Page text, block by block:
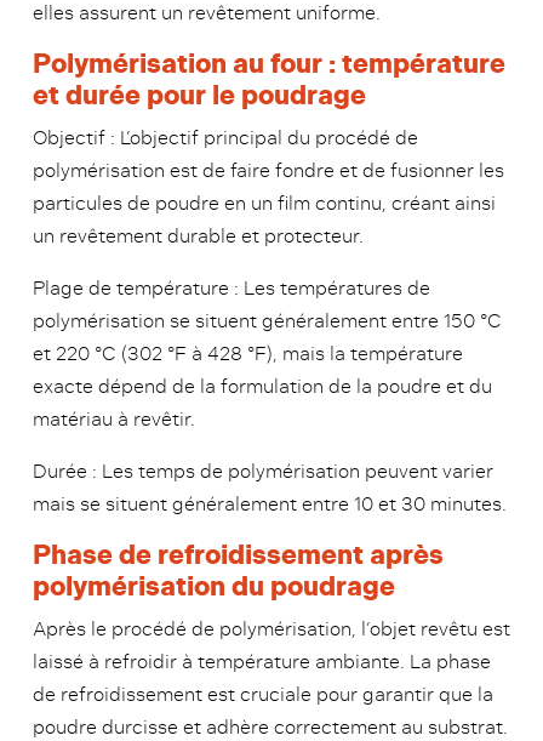
elles assurent un revêtement uniforme.
Polymérisation au four : température
et durée pour le poudrage
Objectif : L’objectif principal du procédé de
polymérisation est de faire fondre et de fusionner les
particules de poudre en un film continu, créant ainsi
un revêtement durable et protecteur.
Plage de température : Les températures de
polymérisation se situent généralement entre 150 °C
et 220 °C (302 °F à 428 °F), mais la température
exacte dépend de la formulation de la poudre et du
matériau à revêtir.
Durée : Les temps de polymérisation peuvent varier
mais se situent généralement entre 10 et 30 minutes.
Phase de refroidissement après
polymérisation du poudrage
Après le procédé de polymérisation, l’objet revêtu est
laissé à refroidir à température ambiante. La phase
de refroidissement est cruciale pour garantir que la
poudre durcisse et adhère correctement au substrat.